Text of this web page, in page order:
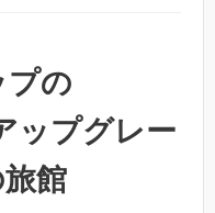
プの
ップグレー
旅館